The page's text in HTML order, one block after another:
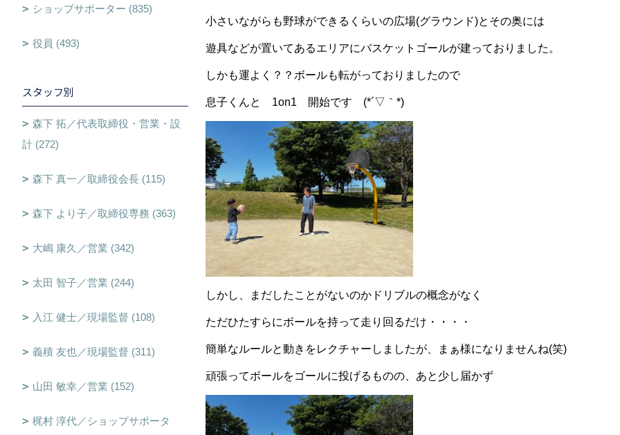
小さいながらも野球ができるくらいの広場(グラウンド)とその奥には
遊具などが置いてあるエリアにバスケットゴールが建っておりました。
しかも運よく？？ボールも転がっておりましたので
息子くんと 1on1 開始です (*´▽｀*)
しかし、まだしたことがないのかドリブルの概念がなく
ただひたすらにボールを持って走り回るだけ・・・・
簡単なルールと動きをレクチャーしましたが、まぁ様になりませんね(笑)
頑張ってボールをゴールに投げるものの、あと少し届かず
ショップサポーター (835)
役員 (493)
スタッフ別
森下 拓／代表取締役・営業・設
計 (272)
森下 真一／取締役会長 (115)
森下 より子／取締役専務 (363)
大嶋 康久／営業 (342)
太田 智子／営業 (244)
入江 健士／現場監督 (108)
義積 友也／現場監督 (311)
山田 敏幸／営業 (152)
梶村 淳代／ショップサポータ